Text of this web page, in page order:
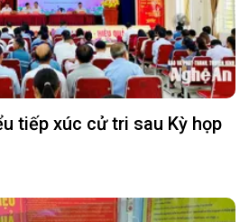
tiếp xúc cử tri sau Kỳ họp